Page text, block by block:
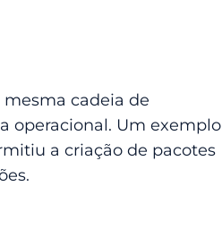
cadeia de
operacional. Um exemplo
a criação de pacotes